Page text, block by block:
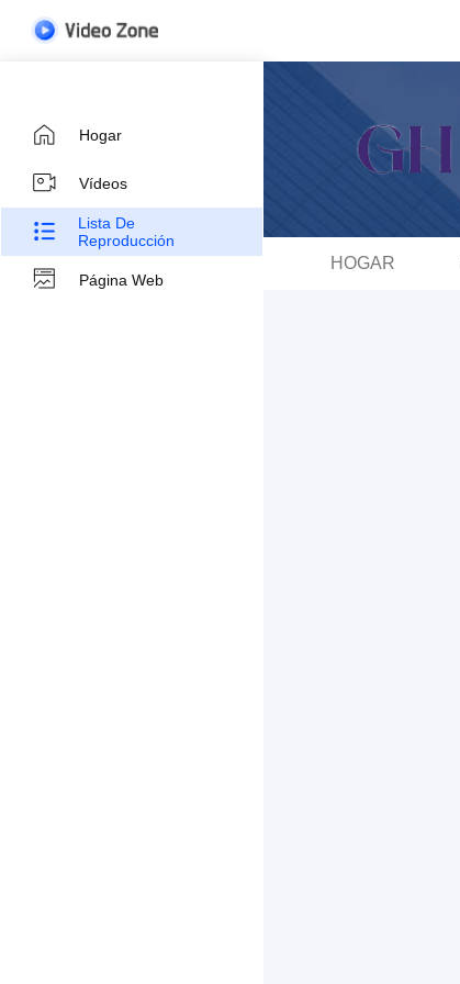
Hogar
Vídeos
Lista De
Reproducción
Página Web
HOGAR